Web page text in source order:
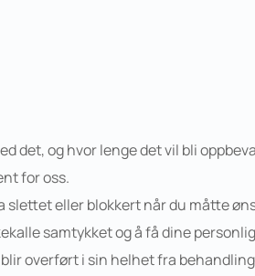
det, og hvor lenge det vil bli
for oss.
slettet eller blokkert når du måtte
samtykket og å få dine
overført i sin helhet fra